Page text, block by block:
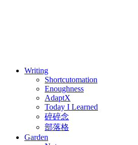
Writing
Shortcutomation
Enoughness
AdaptX
Today I Learned
碎碎念
部落格
Garden